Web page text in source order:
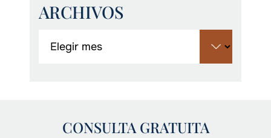
ARCHIVOS
CONSULTA GRATUITA